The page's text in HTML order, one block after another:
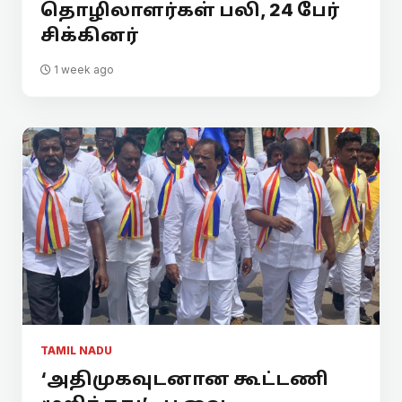
தொழிலாளர்கள் பலி, 24 பேர்
சிக்கினர்
1 week ago
TAMIL NADU
‘அதிமுகவுடனான கூட்டணி